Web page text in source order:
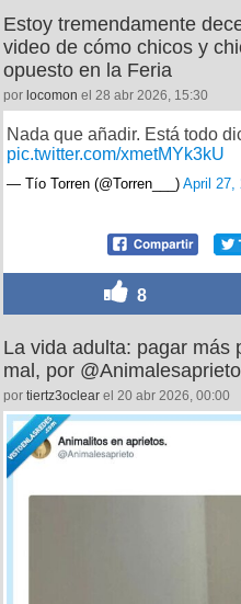
Estoy tremendamente
video de cómo chicos y
opuesto en la Feria
por locomon el 28 abr 2026, 15:30
Nada que añadir. Está todo
pic.twitter.com/xmetMYk3kU
— Tío Torren (@Torren___) April 27,
8
La vida adulta: pagar más
mal, por @Animalesaprieto
por tiertz3oclear el 20 abr 2026, 00:00